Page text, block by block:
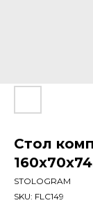
Стол
STOLOGRAM
SKU: FLC149